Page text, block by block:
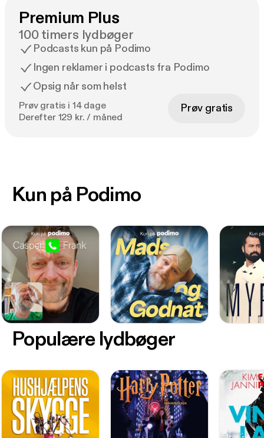
Premium Plus
100 timers lydbøger
Podcasts kun på Podimo
Ingen reklamer i podcasts fra Podimo
Opsig når som helst
Prøv gratis i 14 dage
Derefter 129 kr. / måned
Prøv gratis
Kun på Podimo
Populære lydbøger